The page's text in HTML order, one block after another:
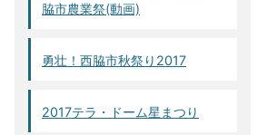
脇市農業祭(動画)
勇壮！西脇市秋祭り2017
2017テラ・ドーム星まつり